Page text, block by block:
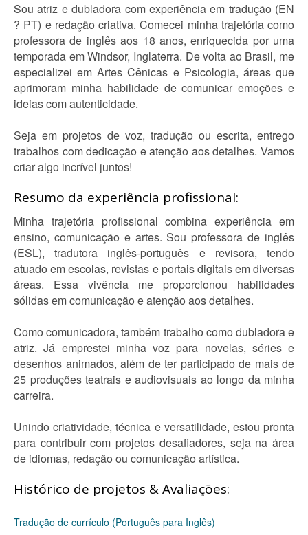
Sou atriz e dubladora com experiência em tradução (EN
? PT) e redação criativa. Comecei minha trajetória como
professora de inglês aos 18 anos, enriquecida por uma
temporada em Windsor, Inglaterra. De volta ao Brasil, me
especializei em Artes Cênicas e Psicologia, áreas que
aprimoram minha habilidade de comunicar emoções e
ideias com autenticidade.
Seja em projetos de voz, tradução ou escrita, entrego
trabalhos com dedicação e atenção aos detalhes. Vamos
criar algo incrível juntos!
Resumo da experiência profissional:
Minha trajetória profissional combina experiência em
ensino, comunicação e artes. Sou professora de inglês
(ESL), tradutora inglês-português e revisora, tendo
atuado em escolas, revistas e portais digitais em diversas
áreas. Essa vivência me proporcionou habilidades
sólidas em comunicação e atenção aos detalhes.
Como comunicadora, também trabalho como dubladora e
atriz. Já emprestei minha voz para novelas, séries e
desenhos animados, além de ter participado de mais de
25 produções teatrais e audiovisuais ao longo da minha
carreira.
Unindo criatividade, técnica e versatilidade, estou pronta
para contribuir com projetos desafiadores, seja na área
de idiomas, redação ou comunicação artística.
Histórico de projetos & Avaliações:
Tradução de currículo (Português para Inglês)